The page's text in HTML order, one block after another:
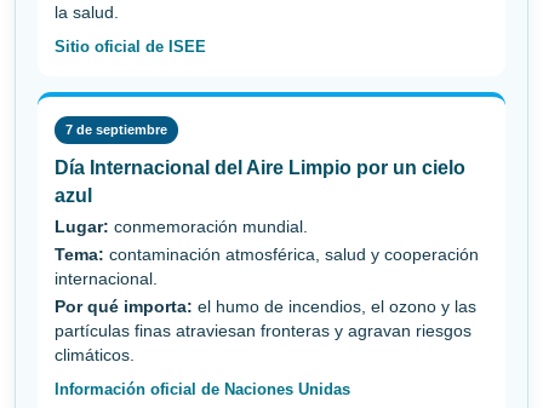
la salud.
Sitio oficial de ISEE
7 de septiembre
Día Internacional del Aire Limpio por un cielo
azul
Lugar: conmemoración mundial.
Tema: contaminación atmosférica, salud y cooperación
internacional.
Por qué importa: el humo de incendios, el ozono y las
partículas finas atraviesan fronteras y agravan riesgos
climáticos.
Información oficial de Naciones Unidas